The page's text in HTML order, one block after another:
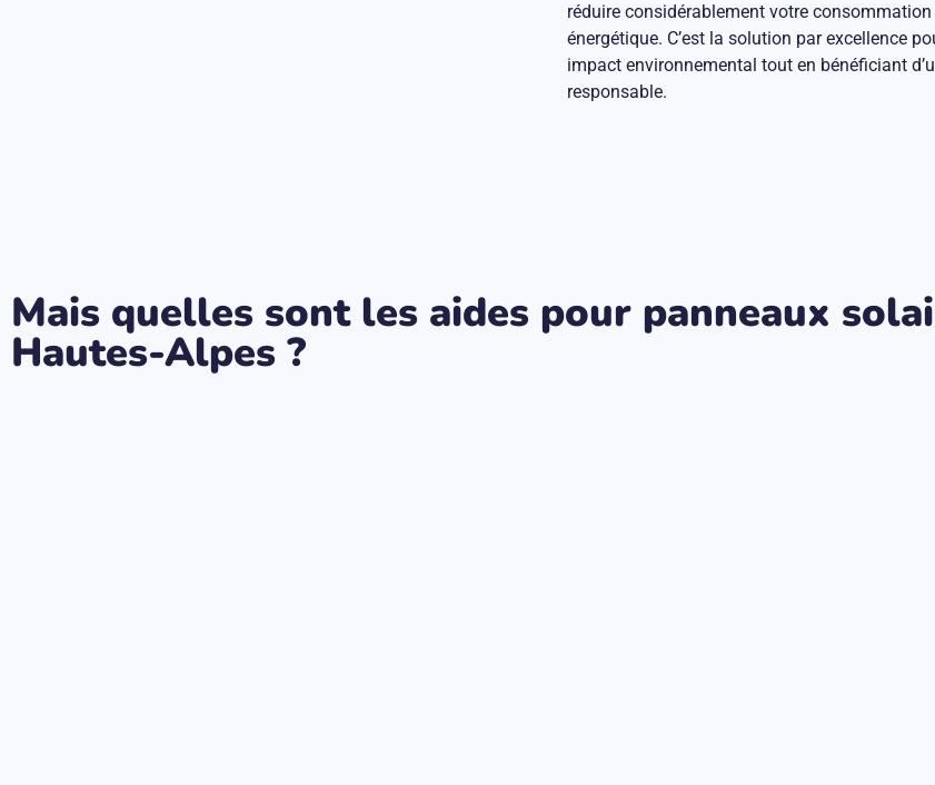
réduire considérablement votre
énergétique. C’est la solution par excellence
impact environnemental tout en bénéficiant
responsable.
Mais quelles sont les aides pour panneaux
Hautes-Alpes ?